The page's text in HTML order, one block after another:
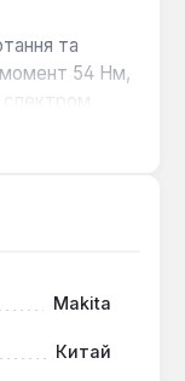
та
момент 54 Нм,
до 13
необхідне
заклинилого
функціями
Makita
Китай